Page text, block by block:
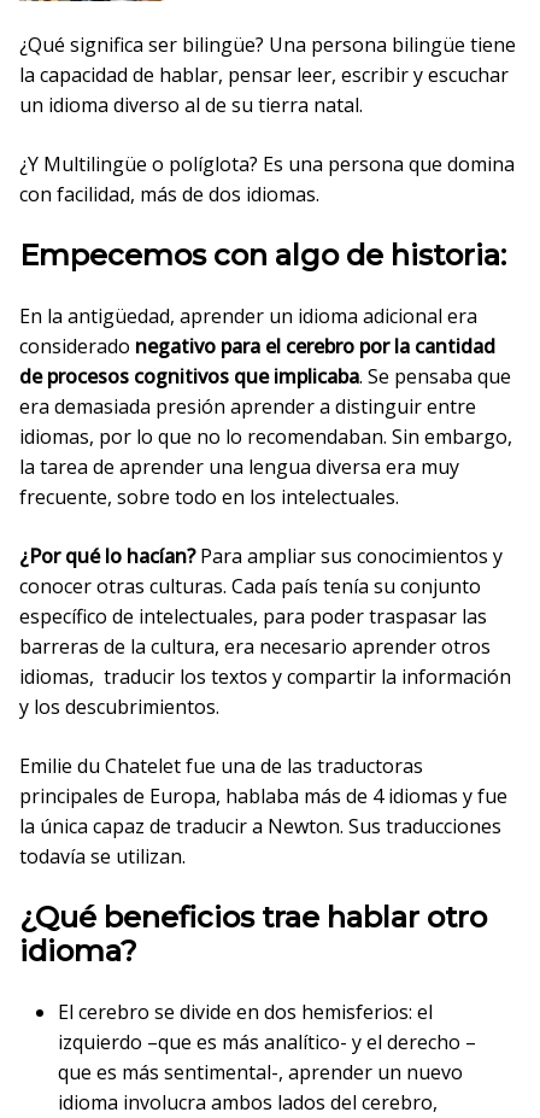
¿Qué significa ser bilingüe? Una persona bilingüe tiene
la capacidad de hablar, pensar leer, escribir y escuchar
un idioma diverso al de su tierra natal.
¿Y Multilingüe o políglota? Es una persona que domina
con facilidad, más de dos idiomas.
Empecemos con algo de historia:
En la antigüedad, aprender un idioma adicional era
considerado negativo para el cerebro por la cantidad
de procesos cognitivos que implicaba. Se pensaba que
era demasiada presión aprender a distinguir entre
idiomas, por lo que no lo recomendaban. Sin embargo,
la tarea de aprender una lengua diversa era muy
frecuente, sobre todo en los intelectuales.
¿Por qué lo hacían?Para ampliar sus conocimientos y
conocer otras culturas. Cada país tenía su conjunto
específico de intelectuales, para poder traspasar las
barreras de la cultura, era necesario aprender otros
idiomas, traducir los textos y compartir la información
y los descubrimientos.
Emilie du Chatelet fue una de las traductoras
principales de Europa, hablaba más de 4 idiomas y fue
la única capaz de traducir a Newton. Sus traducciones
todavía se utilizan.
¿Qué beneficios trae hablar otro
idioma?
El cerebro se divide en dos hemisferios: el
izquierdo –que es más analítico- y el derecho –
que es más sentimental-, aprender un nuevo
idioma involucra ambos lados del cerebro,